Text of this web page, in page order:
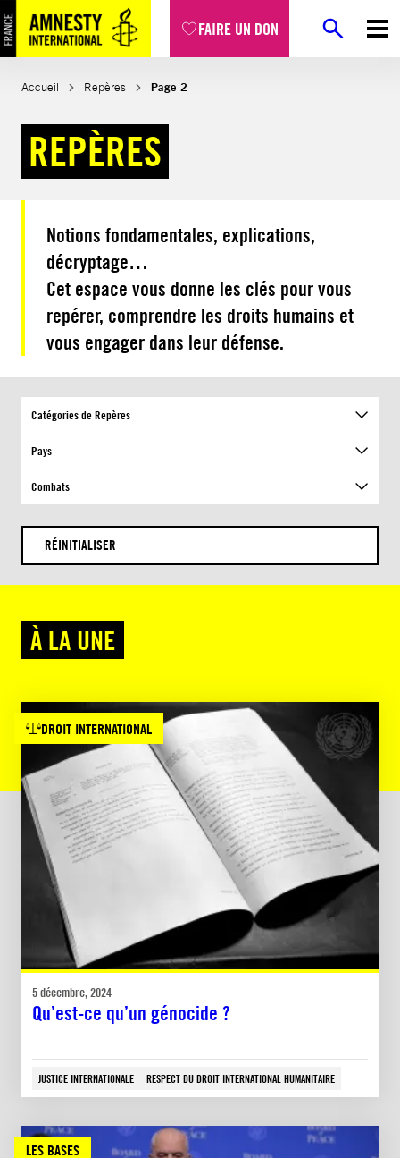
FAIRE UN DON
Aller
au
contenu
Accueil Repères Page 2
REPÈRES
Notions fondamentales, explications,
décryptage…
Cet espace vous donne les clés pour vous
repérer, comprendre les droits humains et
vous engager dans leur défense.
Catégories de Repères
Pays
Combats
RÉINITIALISER
À LA UNE
DROIT INTERNATIONAL
5 décembre, 2024
Qu’est-ce qu’un génocide ?
JUSTICE INTERNATIONALE RESPECT DU DROIT INTERNATIONAL HUMANITAIRE
LES BASES